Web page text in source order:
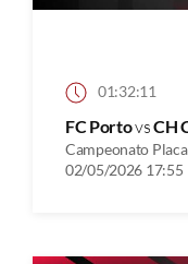
01:32:11
FC PortovsCH
Campeonato
02/05/2026 17:55